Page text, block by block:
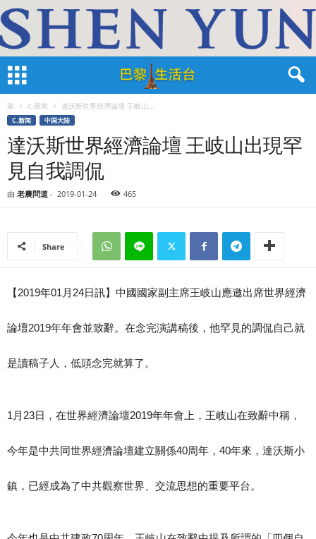
家 C.新闻 達沃斯世界經濟論壇 王岐山...
C.新闻 中国大陆
達沃斯世界經濟論壇 王岐山出現罕
見自我調侃
由 老農問道 - 2019-01-24 465
Share
【2019年01月24日訊】中國國家副主席王岐山應邀出席世界經濟
論壇2019年年會並致辭。在念完演講稿後，他罕見的調侃自己就
是讀稿子人，低頭念完就算了。
1月23日，在世界經濟論壇2019年年會上，王岐山在致辭中稱，
今年是中共同世界經濟論壇建立關係40周年，40年來，達沃斯小
鎮，已經成為了中共觀察世界、交流思想的重要平台。